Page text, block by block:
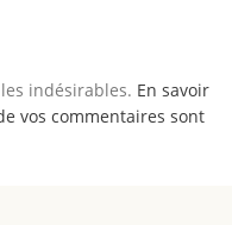
indésirables. En savoir
vos commentaires sont